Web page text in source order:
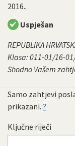
2016..
Uspješan
REPUBLIKA
Klasa: 011-01/16-
Shodno Vašem
Samo zahtjevi
prikazani. ?
Ključne riječi